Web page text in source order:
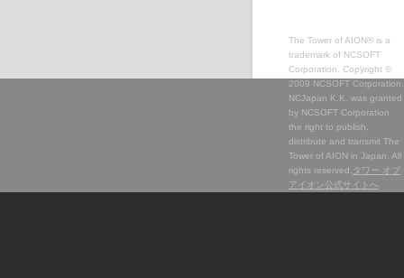
The Tower of AION® is a
trademark of NCSOFT
Corporation. Copyright ©
2009 NCSOFT Corporation.
NCJapan K.K. was granted
by NCSOFT Corporation
the right to publish,
distribute and transmit The
Tower of AION in Japan. All
rights reserved. タワー オブ
アイオン公式サイトへ